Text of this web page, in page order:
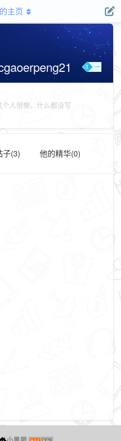
主页
一
个人很懒，什么都没写
子(3) 他的精华(0)